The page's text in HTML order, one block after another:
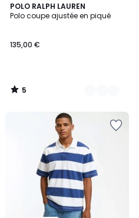
POLO RALPH LAUREN
Polo coupe ajustée en piqué
135,00 €
5
/
8
Couleurs
5
/